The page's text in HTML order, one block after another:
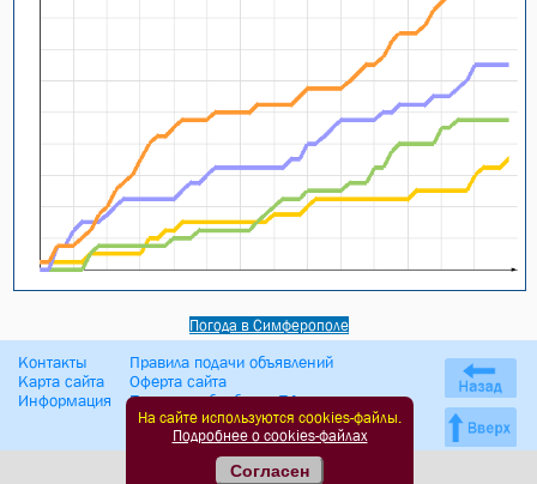
Погода в Симферополе
Контакты
Карта сайта
Информация
Правила подачи объявлений
Оферта сайта
Политика обработки ПД
На сайте используются cookies-файлы.
Подробнее о cookies-файлах
Согласен